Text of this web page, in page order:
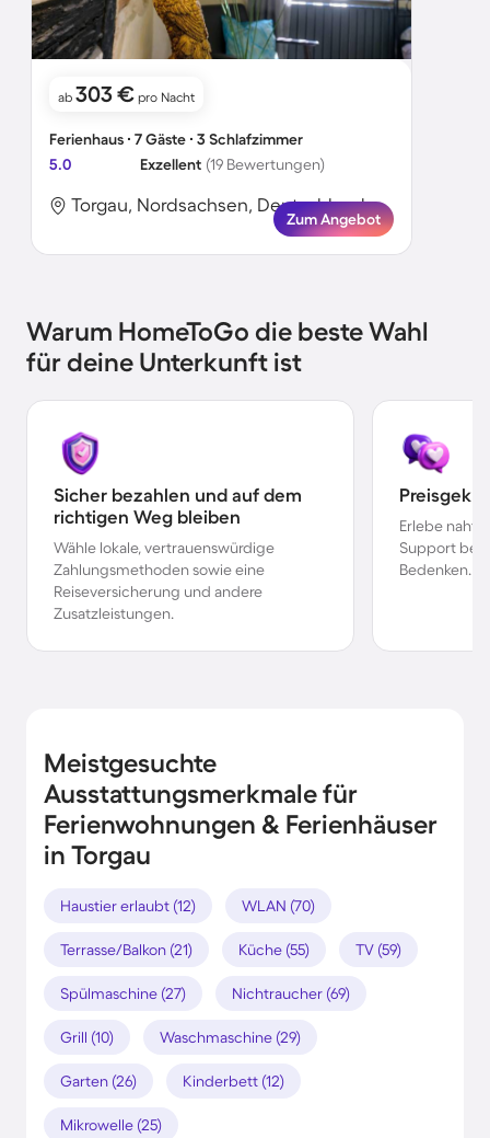
ab 303 € pro Nacht
Ferienhaus ∙ 7 Gäste ∙ 3 Schlafzimmer
5.0
Exzellent (19 Bewertungen)
Torgau, Nordsachsen, Deutschland
Zum Angebot
Warum HomeToGo die beste Wahl
für deine Unterkunft ist
Sicher bezahlen und auf dem
richtigen Weg bleiben
Wähle lokale, vertrauenswürdige
Zahlungsmethoden sowie eine
Reiseversicherung und andere
Zusatzleistungen.
Erlebe
Support bei
Bedenken.
Meistgesuchte
Ausstattungsmerkmale für
Ferienwohnungen & Ferienhäuser
in Torgau
Haustier erlaubt (12) WLAN (70)
Terrasse/Balkon (21) Küche (55) TV (59)
Spülmaschine (27) Nichtraucher (69)
Grill (10) Waschmaschine (29)
Garten (26) Kinderbett (12)
Mikrowelle (25)